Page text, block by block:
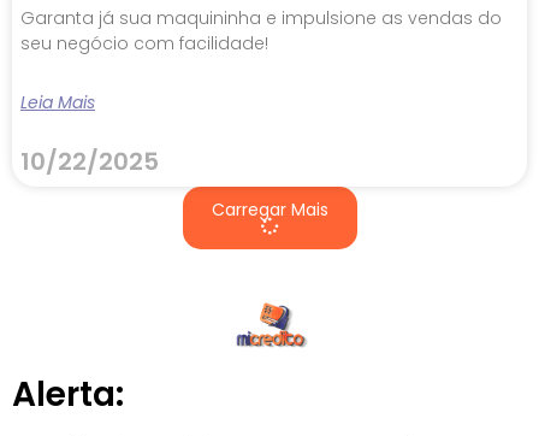
Garanta já sua maquininha e impulsione as vendas do
seu negócio com facilidade!
Leia Mais
10/22/2025
Carregar Mais
Alerta: